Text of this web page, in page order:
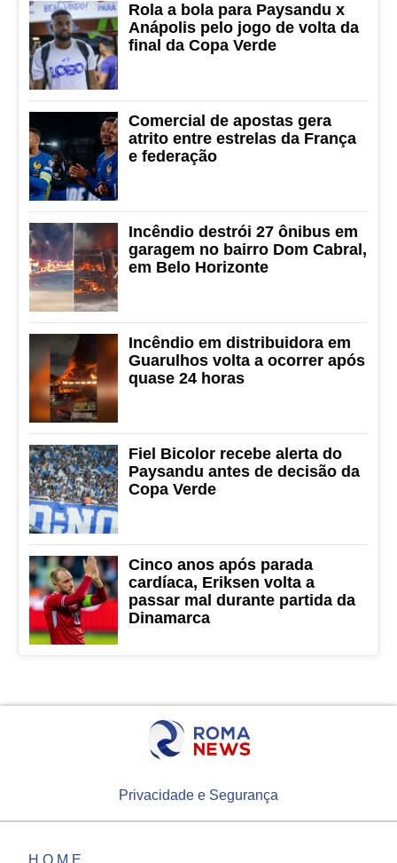
Rola a bola para Paysandu x
Anápolis pelo jogo de volta da
final da Copa Verde
Comercial de apostas gera
atrito entre estrelas da França
e federação
Incêndio destrói 27 ônibus em
garagem no bairro Dom Cabral,
em Belo Horizonte
Incêndio em distribuidora em
Guarulhos volta a ocorrer após
quase 24 horas
Fiel Bicolor recebe alerta do
Paysandu antes de decisão da
Copa Verde
Cinco anos após parada
cardíaca, Eriksen volta a
passar mal durante partida da
Dinamarca
Privacidade e Segurança